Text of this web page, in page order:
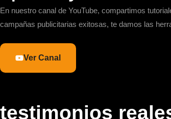
En nuestro canal de YouTube, compartimos
campañas publicitarias exitosas, te damos las
Ver Canal
testimonios